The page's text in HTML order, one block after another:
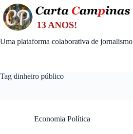
Skip
to
content
Uma plataforma colaborativa de jornalismo
Tag dinheiro público
Economia Política